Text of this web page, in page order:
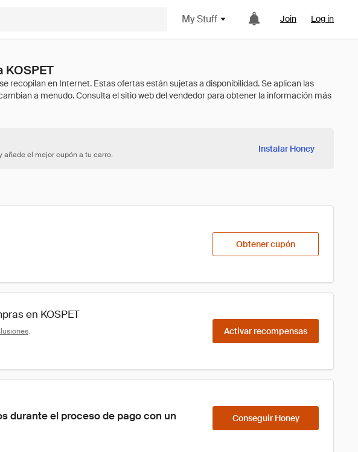
My Stuff Join Log in
añade el mejor cupón a tu carro.
Instalar Honey
Obtener cupón
en KOSPET
. Activar recompensas
durante el proceso de pago con un
Conseguir Honey